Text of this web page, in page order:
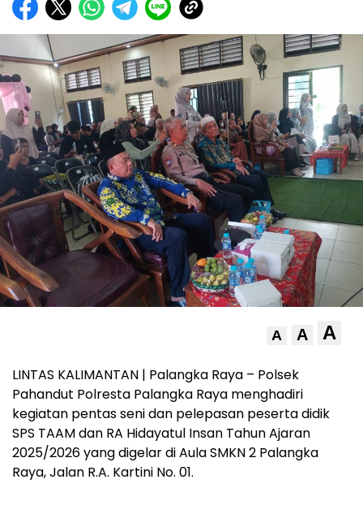
A A A
LINTAS KALIMANTAN | Palangka Raya – Polsek
Pahandut Polresta Palangka Raya menghadiri
kegiatan pentas seni dan pelepasan peserta didik
SPS TAAM dan RA Hidayatul Insan Tahun Ajaran
2025/2026 yang digelar di Aula SMKN 2 Palangka
Raya, Jalan R.A. Kartini No. 01.